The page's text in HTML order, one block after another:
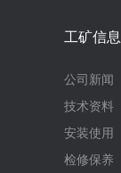
工矿信息
公司新闻
技术资料
安装使用
检修保养